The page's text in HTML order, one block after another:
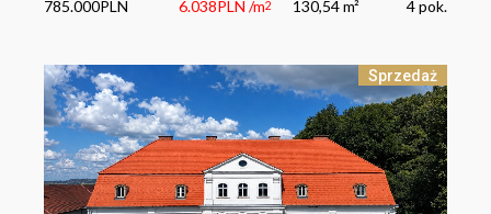
785.000PLN 6.038PLN /m2 130,54 m² 4pok.
Sprzedaż